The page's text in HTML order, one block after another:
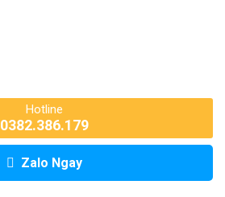
Hotline
0382.386.179
Zalo Ngay